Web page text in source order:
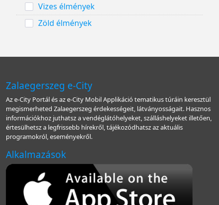
Vizes élmények
Zöld élmények
Zalaegerszeg e-City
Az e-City Portál és az e-City Mobil Applikáció tematikus túráin keresztül
megismerheted Zalaegerszeg érdekességeit, látványosságait. Hasznos
információkhoz juthatsz a vendéglátóhelyeket, szálláshelyeket illetően,
értesülhetsz a legfrissebb hírekről, tájékozódhatsz az aktuális
programokról, eseményekről.
Alkalmazások